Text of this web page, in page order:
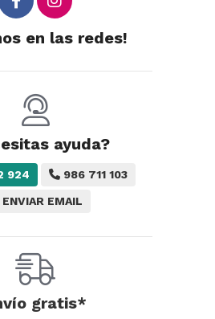
en las redes!
ayuda?
924 986 711 103
ENVIAR EMAIL
gratis*